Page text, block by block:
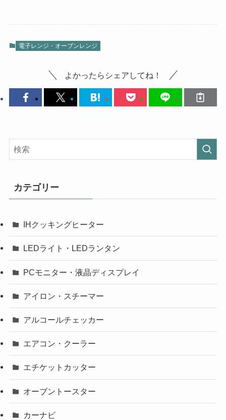
電子レンジ・オーブンレンジ
よかったらシェアしてね！
カテゴリー
IHクッキングヒーター
LEDライト・LEDランタン
PCモニター・液晶ディスプレイ
アイロン・スチーマー
アルコールチェッカー
エアコン・クーラー
エチケットカッター
オーブントースター
カーナビ